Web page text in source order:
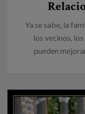
Ya se sabe, la
los vecinos,
pueden